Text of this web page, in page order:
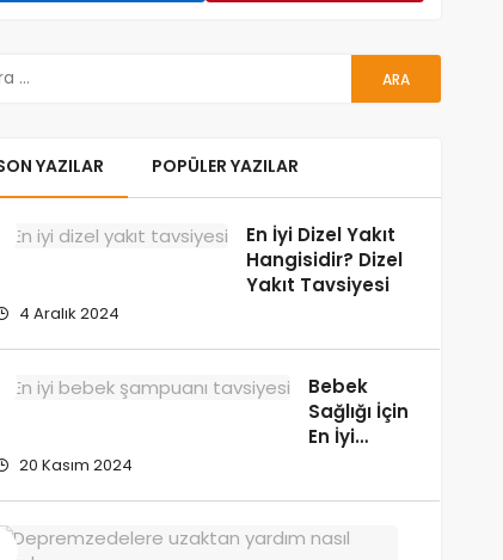
YAZILAR POPÜLER YAZILAR
En İyi Dizel Yakıt
Hangisidir? Dizel
Yakıt Tavsiyesi
4 Aralık 2024
Bebek
Sağlığı İçin
En İyi
| Bebek
20 Kasım 2024